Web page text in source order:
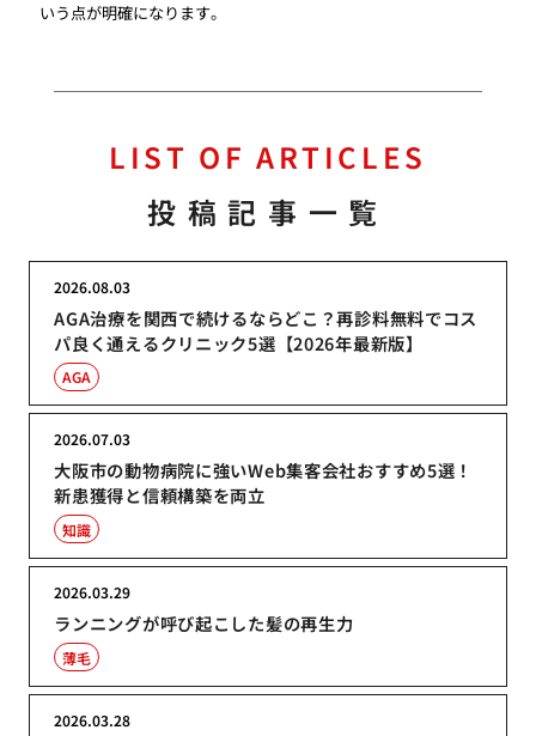
いう点が明確になります。
LIST OF ARTICLES
投稿記事一覧
AGA治療を関西で続けるならどこ？再診料無料でコス
パ良く通えるクリニック5選【2026年最新版】
2026.08.03
AGA
大阪市の動物病院に強いWeb集客会社おすすめ5選！
新患獲得と信頼構築を両立
2026.07.03
知識
ランニングが呼び起こした髪の再生力
2026.03.29
薄毛
2026.03.28